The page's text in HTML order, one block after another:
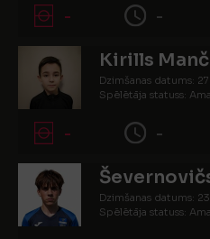
- -
Kirills
Dzimšanas datums:
Spēlētāja statuss:
- -
Dzimšanas datums:
Spēlētāja statuss: